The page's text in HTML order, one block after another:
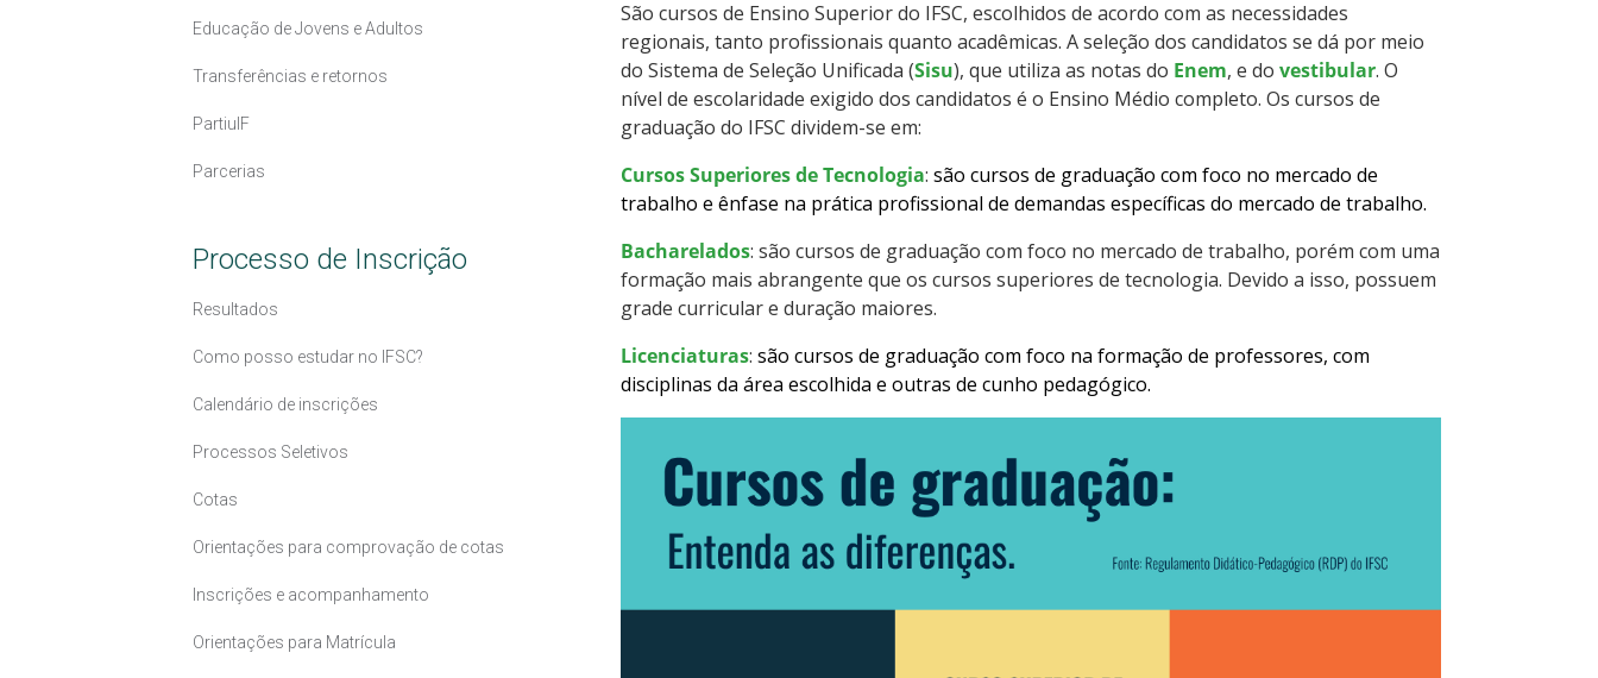
Educação de Jovens e Adultos
Transferências e retornos
PartiuIF
Parcerias
Processo de Inscrição
Resultados
Como posso estudar no IFSC?
Calendário de inscrições
Processos Seletivos
Cotas
Orientações para comprovação de cotas
Inscrições e acompanhamento
Orientações para Matrícula
São cursos de Ensino Superior do IFSC, escolhidos de acordo com as necessidades
regionais, tanto profissionais quanto acadêmicas. A seleção dos candidatos se dá por meio
do Sistema de Seleção Unificada (Sisu), que utiliza as notas do Enem, e do vestibular. O
nível de escolaridade exigido dos candidatos é o Ensino Médio completo. Os cursos de
graduação do IFSC dividem-se em:
Cursos Superiores de Tecnologia: são cursos de graduação com foco no mercado de
trabalho e ênfase na prática profissional de demandas específicas do mercado de trabalho.
Bacharelados: são cursos de graduação com foco no mercado de trabalho, porém com uma
formação mais abrangente que os cursos superiores de tecnologia. Devido a isso, possuem
grade curricular e duração maiores.
Licenciaturas: são cursos de graduação com foco na formação de professores, com
disciplinas da área escolhida e outras de cunho pedagógico.